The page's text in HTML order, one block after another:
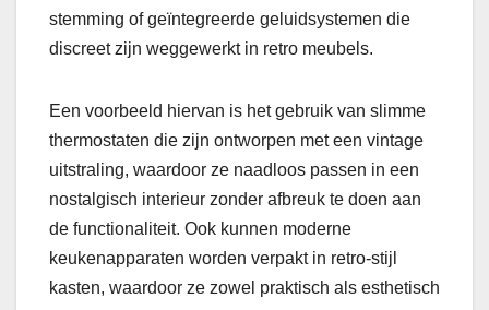
stemming of geïntegreerde geluidsystemen die
discreet zijn weggewerkt in retro meubels.
Een voorbeeld hiervan is het gebruik van slimme
thermostaten die zijn ontworpen met een vintage
uitstraling, waardoor ze naadloos passen in een
nostalgisch interieur zonder afbreuk te doen aan
de functionaliteit. Ook kunnen moderne
keukenapparaten worden verpakt in retro-stijl
kasten, waardoor ze zowel praktisch als esthetisch